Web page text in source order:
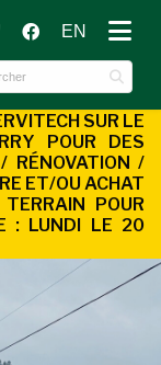
EN
SUR LE
POUR DES
RÉNOVATION /
ET/OU ACHAT
POUR
: LUNDI LE 20